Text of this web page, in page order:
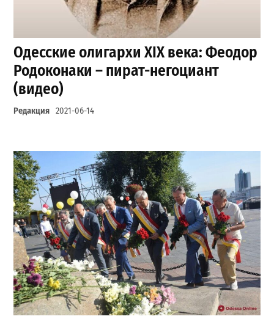
Одесские олигархи ХІХ века: Феодор
Родоконаки – пират-негоциант
(видео)
Редакция 2021-06-14